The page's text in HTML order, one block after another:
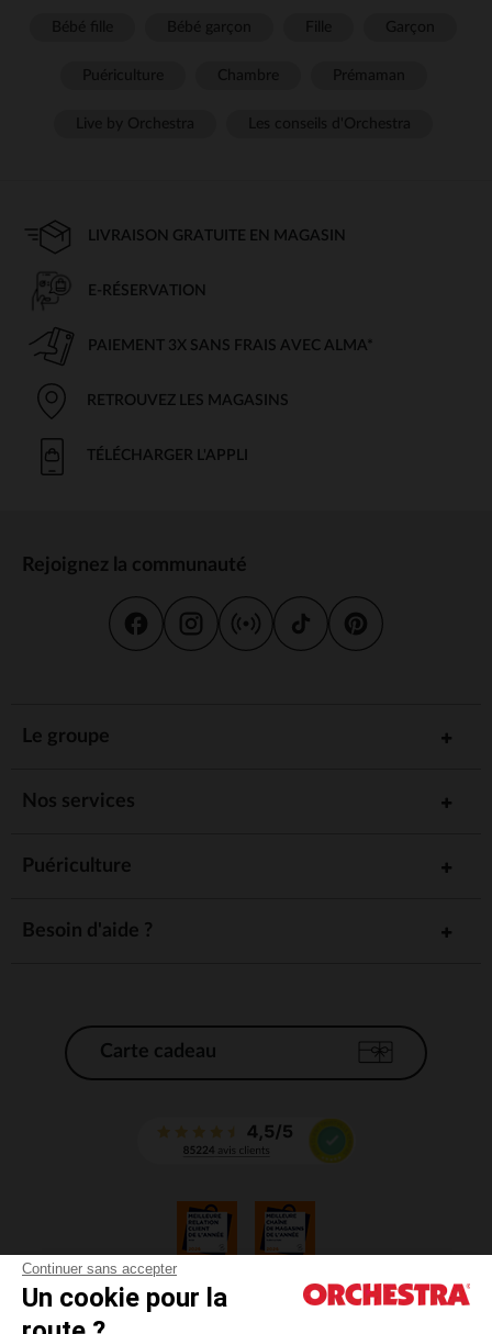
Continuer sans accepter
Un cookie pour la
LIVRAISON GRATUITE EN MAGASIN
E-RÉSERVATION
PAIEMENT 3X SANS FRAIS AVEC ALMA*
RETROUVEZ LES MAGASINS
TÉLÉCHARGER L'APPLI
Rejoignez la communauté
Le groupe
Nos services
Puériculture
Besoin d'aide ?
Carte cadeau